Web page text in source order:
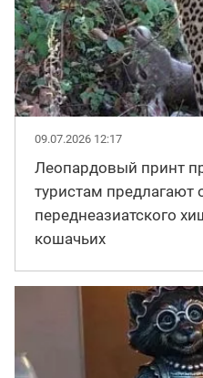
09.07.2026 12:17
Леопардовый принт
туристам предлагают
переднеазиатского
кошачьих